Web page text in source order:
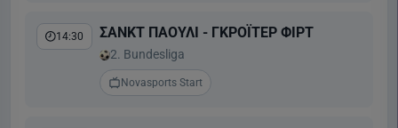
14:30 ΣΑΝΚΤ ΠΑΟΥΛΙ - ΓΚΡΟΪΤΕΡ ΦΙΡΤ
2. Bundesliga
Novasports Start